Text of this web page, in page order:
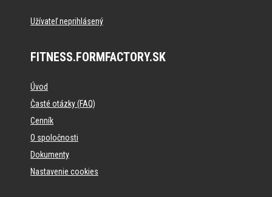
Užívateľ neprihlásený
FITNESS.FORMFACTORY.SK
Úvod
Časté otázky (FAQ)
Cenník
O spoločnosti
Dokumenty
Nastavenie cookies